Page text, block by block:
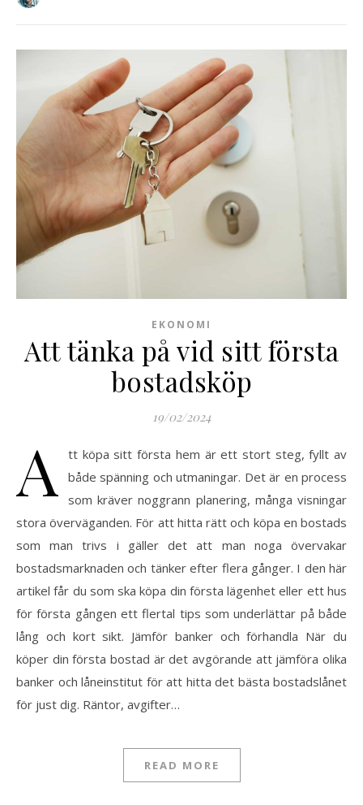
EKONOMI
Att tänka på vid sitt första
bostadsköp
19/02/2024
A
tt köpa sitt första hem är ett stort steg, fyllt av
både spänning och utmaningar. Det är en process
som kräver noggrann planering, många visningar
stora överväganden. För att hitta rätt och köpa en bostads
som man trivs i gäller det att man noga övervakar
bostadsmarknaden och tänker efter flera gånger. I den här
artikel får du som ska köpa din första lägenhet eller ett hus
för första gången ett flertal tips som underlättar på både
lång och kort sikt. Jämför banker och förhandla När du
köper din första bostad är det avgörande att jämföra olika
banker och låneinstitut för att hitta det bästa bostadslånet
för just dig. Räntor, avgifter…
READ MORE